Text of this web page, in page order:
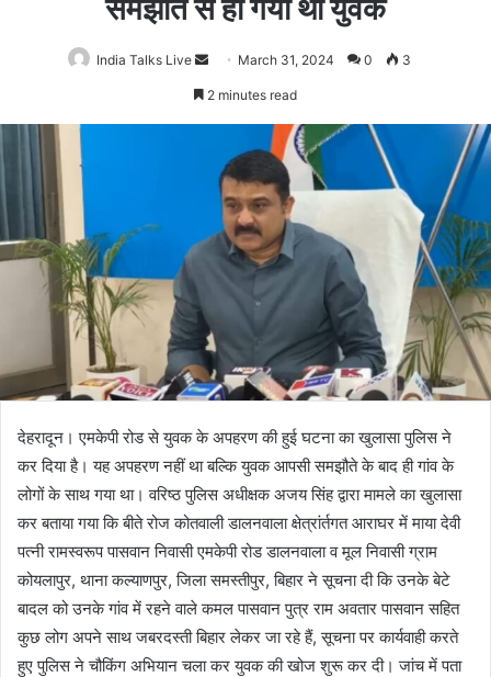
India Talks Live
Send
an
March 31, 2024 0 3
2 minutes read
देहरादून। एमकेपी रोड से युवक के अपहरण की हुई घटना का खुलासा पुलिस ने
कर दिया है। यह अपहरण नहीं था बल्कि युवक आपसी समझौते के बाद ही गांव के
लोगों के साथ गया था। वरिष्ठ पुलिस अधीक्षक अजय सिंह द्वारा मामले का खुलासा
कर बताया गया कि बीते रोज कोतवाली डालनवाला क्षेत्रांर्तगत आराघर में माया देवी
पत्नी रामस्वरूप पासवान निवासी एमकेपी रोड डालनवाला व मूल निवासी ग्राम
कोयलापुर, थाना कल्याणपुर, जिला समस्तीपुर, बिहार ने सूचना दी कि उनके बेटे
बादल को उनके गांव में रहने वाले कमल पासवान पुत्र राम अवतार पासवान सहित
कुछ लोग अपने साथ जबरदस्ती बिहार लेकर जा रहे हैं, सूचना पर कार्यवाही करते
हुए पुलिस ने चौकिंग अभियान चला कर युवक की खोज शुरू कर दी। जांच में पता